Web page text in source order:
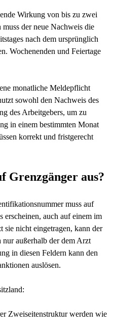
Wirkung von bis zu zwei
der neue Nachweis die
nach dem ursprünglich
Wochenenden und Feiertage
monatliche Meldepflicht
sowohl den Nachweis des
des Arbeitgebers, um zu
in einem bestimmten Monat
korrekt und fristgerecht
Grenzgänger aus?
muss auf
erscheinen, auch auf einem im
sie nicht eingetragen, kann der
nur außerhalb der dem Arzt
in diesen Feldern kann den
auslösen.
Zweiseitenstruktur werden wie